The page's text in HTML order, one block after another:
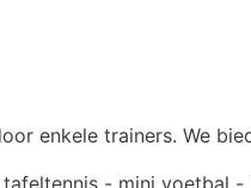
enkele trainers. We